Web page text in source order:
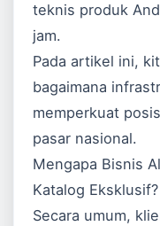
teknis produk
jam.
Pada artikel ini,
bagaimana
memperkuat
pasar nasional.
Mengapa Bisnis
Katalog Eksklusif?
Secara umum,